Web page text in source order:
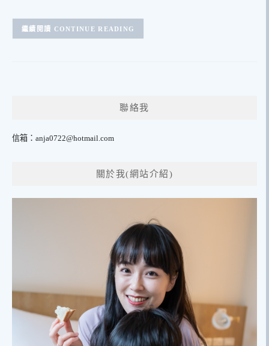
CONTINUE READING
聯絡我
信箱： anja0722@hotmail.com
關於我(網站介紹)